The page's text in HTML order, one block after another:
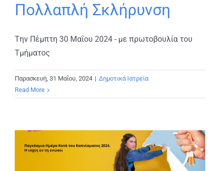
Πολλαπλή Σκλήρυνση
Tην Πέμπτη 30 Μαΐου 2024 - με πρωτοβουλία του
Τμήματος
Παρασκευή, 31 Μαΐου, 2024 | Δημοτικά Ιατρεία
Read More